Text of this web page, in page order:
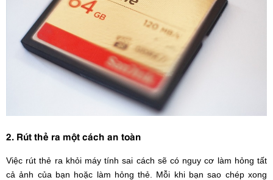
2. Rút thẻ ra một cách an toàn
Việc rút thẻ ra khỏi máy tính sai cách sẽ có nguy cơ làm hỏng tất
cả ảnh của bạn hoặc làm hỏng thẻ. Mỗi khi bạn sao chép xong